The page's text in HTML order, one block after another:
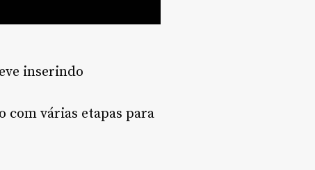
inserindo
com várias etapas para